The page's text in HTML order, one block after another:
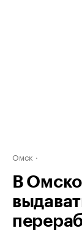
Омск
В